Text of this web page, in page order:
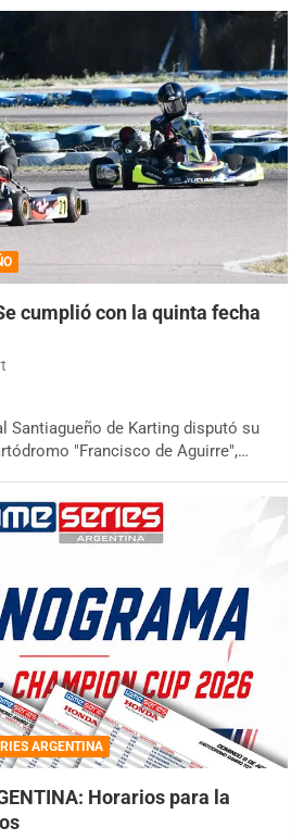
cumplió con la quinta fecha
Santiagueño de Karting disputó su
"Francisco de Aguirre",…
ARGENTINA
Horarios para la